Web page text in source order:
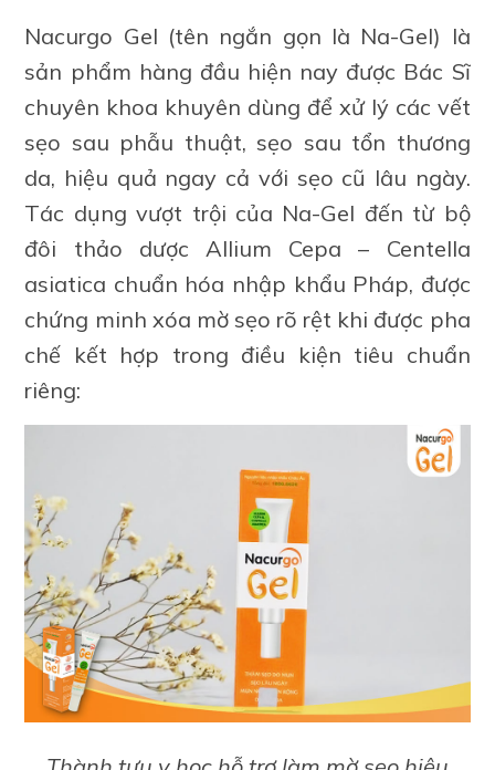
Nacurgo Gel (tên ngắn gọn là Na-Gel) là
sản phẩm hàng đầu hiện nay được Bác Sĩ
chuyên khoa khuyên dùng để xử lý các vết
sẹo sau phẫu thuật, sẹo sau tổn thương
da, hiệu quả ngay cả với sẹo cũ lâu ngày.
Tác dụng vượt trội của Na-Gel đến từ bộ
đôi thảo dược Allium Cepa – Centella
asiatica chuẩn hóa nhập khẩu Pháp, được
chứng minh xóa mờ sẹo rõ rệt khi được pha
chế kết hợp trong điều kiện tiêu chuẩn
riêng: